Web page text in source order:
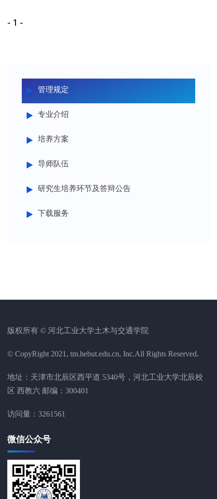
管理规定
专业介绍
培养方案
导师队伍
研究生培养环节及答辩公告
下载服务
版权所有 © 河北工业大学土木与交通学院
© CopyRight 2021, tm.hebut.edu.cn, Inc.All Rights Reserved.
地址：天津市北辰区西平道 5340号，河北工业大学北辰校
区 西教六 邮编：300401
访问量： 3261561
微信公众号